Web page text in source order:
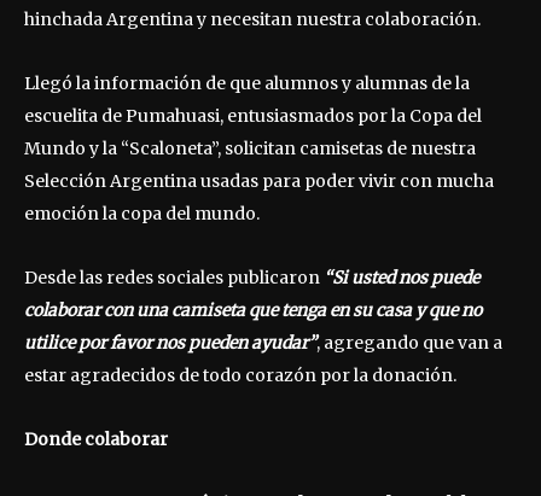
hinchada Argentina y necesitan nuestra colaboración.
Llegó la información de que alumnos y alumnas de la
escuelita de Pumahuasi, entusiasmados por la Copa del
Mundo y la “Scaloneta”, solicitan camisetas de nuestra
Selección Argentina usadas para poder vivir con mucha
emoción la copa del mundo.
Desde las redes sociales publicaron “Si usted nos puede
colaborar con una camiseta que tenga en su casa y que no
utilice por favor nos pueden ayudar”, agregando que van a
estar agradecidos de todo corazón por la donación.
Donde colaborar